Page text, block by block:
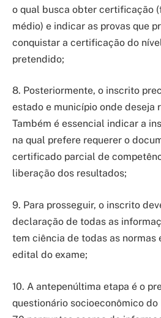
o qual busca obter certificação
médio) e indicar as provas que
conquistar a certificação do
pretendido;
8. Posteriormente, o inscrito
estado e município onde deseja
Também é essencial indicar a
na qual prefere requerer o
certificado parcial de
liberação dos resultados;
9. Para prosseguir, o inscrito
declaração de todas as
tem ciência de todas as normas
edital do exame;
10. A antepenúltima etapa é o
questionário socioeconômico